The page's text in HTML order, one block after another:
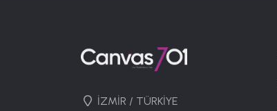
İZMİR / TÜRKİYE